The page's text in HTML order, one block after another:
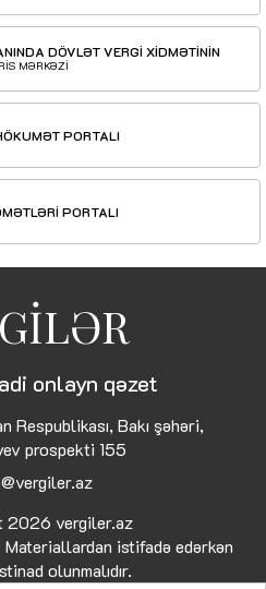
DÖVLƏT VERGİ XİDMƏTİNİN
MƏRKƏZİ
PORTALI
PORTALI
onlayn qəzet
Bakı şəhəri,
prospekti 155
2026 vergiler.az
istifadə edərkən
olunmalıdır.